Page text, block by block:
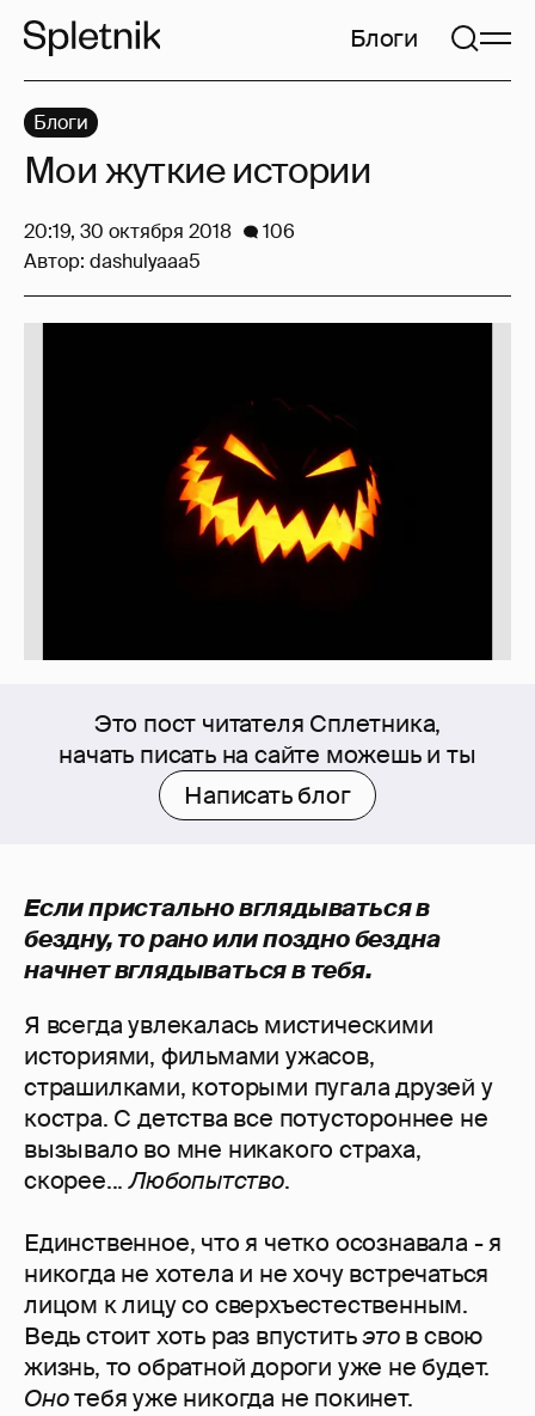
Блоги
Это пост читателя Сплетника,
начать писать на сайте можешь и ты
Написать блог
Если пристально вглядываться в
бездну, то рано или поздно бездна
начнет вглядываться в тебя.
Я всегда увлекалась мистическими
историями, фильмами ужасов,
страшилками, которыми пугала друзей у
костра. С детства все потустороннее не
вызывало во мне никакого страха,
скорее...Любопытство.
Единственное, что я четко осознавала - я
никогда не хотела и не хочу встречаться
лицом к лицу со сверхъестественным.
Ведь стоит хоть раз впуститьэтов свою
жизнь, то обратной дороги уже не будет.
Онотебя уже никогда не покинет.
Блоги
Мои жуткие истории
20:19, 30 октября 2018
106
Автор: dashulyaaa5